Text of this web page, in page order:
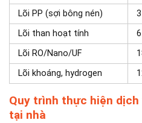
Lõi PP (sợi bông nén)
Lõi than hoạt tính
Lõi RO/Nano/UF
Lõi khoáng, hydrogen
Quy trình thực hiện
tại nhà